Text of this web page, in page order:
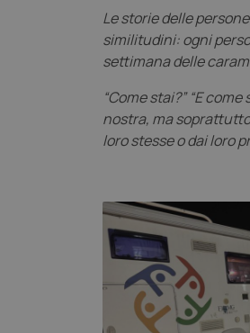
Le storie delle
similitudini: ogni
settimana delle
“Come stai?” “E
nostra, ma
loro stesse o dai loro